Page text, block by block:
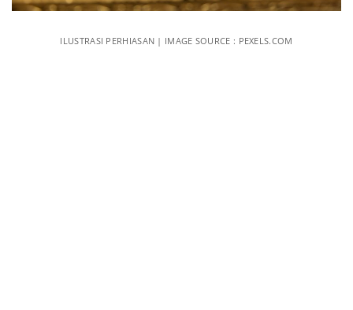
ILUSTRASI PERHIASAN | IMAGE SOURCE : PEXELS.COM